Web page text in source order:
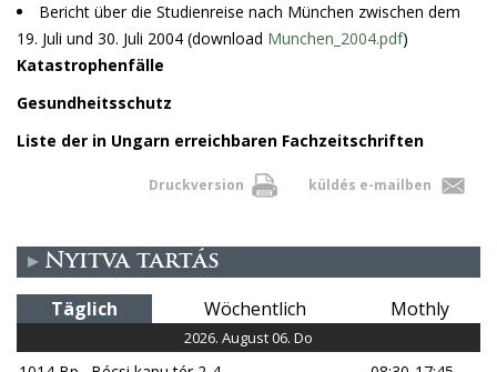
Bericht über die Studienreise nach München zwischen dem
19. Juli und 30. Juli 2004 (download Munchen_2004.pdf)
Katastrophenfälle
Gesundheitsschutz
Liste der in Ungarn erreichbaren Fachzeitschriften
Druckversion küldés e-mailben
Nyitva tartás
Täglich Wöchentlich Mothly
2026. August 06. Do